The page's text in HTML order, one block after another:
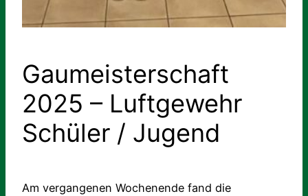
Gaumeisterschaft
2025 – Luftgewehr
Schüler / Jugend
Am vergangenen Wochenende fand die